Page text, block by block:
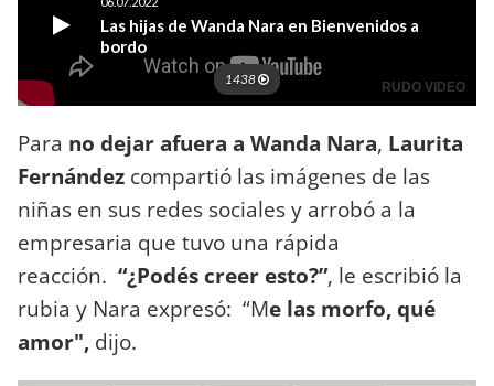
Para no dejar afuera a Wanda Nara, Laurita
Fernández compartió las imágenes de las
niñas en sus redes sociales y arrobó a la
empresaria que tuvo una rápida
reacción. “¿Podés creer esto?”, le escribió la
rubia y Nara expresó: “Me las morfo, qué
amor", dijo.